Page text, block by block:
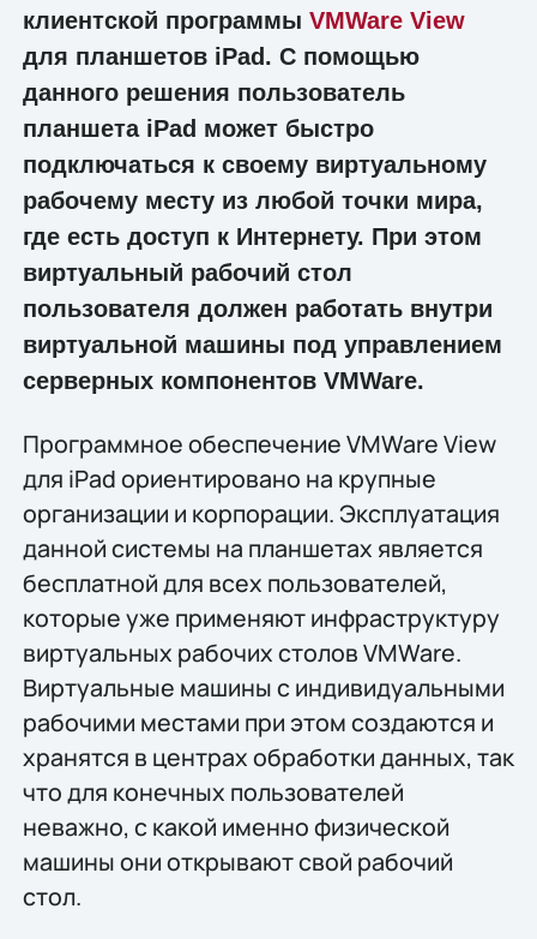
клиентской программы VMWare View
для планшетов iPad. С помощью
данного решения пользователь
планшета iPad может быстро
подключаться к своему виртуальному
рабочему месту из любой точки мира,
где есть доступ к Интернету. При этом
виртуальный рабочий стол
пользователя должен работать внутри
виртуальной машины под управлением
серверных компонентов VMWare.
Программное обеспечение VMWare View
для iPad ориентировано на крупные
организации и корпорации. Эксплуатация
данной системы на планшетах является
бесплатной для всех пользователей,
которые уже применяют инфраструктуру
виртуальных рабочих столов VMWare.
Виртуальные машины с индивидуальными
рабочими местами при этом создаются и
хранятся в центрах обработки данных, так
что для конечных пользователей
неважно, с какой именно физической
машины они открывают свой рабочий
стол.